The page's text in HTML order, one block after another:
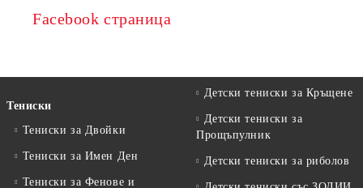
Facebook страница
Тениски
Тениски за Двойки
Тениски за Имен Ден
Тениски за Фенове и
Детски тениски за Кръщене
Детски тениски за
Прощъпулник
Детски тениски за риболов